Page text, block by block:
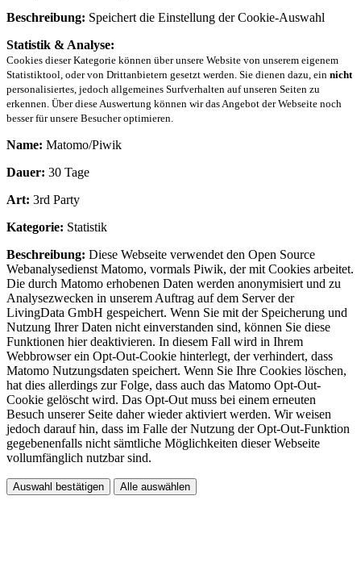
Beschreibung: Speichert die Einstellung der Cookie-Auswahl
Statistik & Analyse:
Cookies dieser Kategorie können über unsere Website von unserem eigenem
Statistiktool, oder von Drittanbietern gesetzt werden. Sie dienen dazu, ein nicht
personalisiertes, jedoch allgemeines Surfverhalten auf unseren Seiten zu
erkennen. Über diese Auswertung können wir das Angebot der Webseite noch
besser für unsere Besucher optimieren.
Name: Matomo/Piwik
Dauer: 30 Tage
Art: 3rd Party
Kategorie: Statistik
Beschreibung: Diese Webseite verwendet den Open Source
Webanalysedienst Matomo, vormals Piwik, der mit Cookies arbeitet.
Die durch Matomo erhobenen Daten werden anonymisiert und zu
Analysezwecken in unserem Auftrag auf dem Server der
LivingData GmbH gespeichert. Wenn Sie mit der Speicherung und
Nutzung Ihrer Daten nicht einverstanden sind, können Sie diese
Funktionen hier deaktivieren. In diesem Fall wird in Ihrem
Webbrowser ein Opt-Out-Cookie hinterlegt, der verhindert, dass
Matomo Nutzungsdaten speichert. Wenn Sie Ihre Cookies löschen,
hat dies allerdings zur Folge, dass auch das Matomo Opt-Out-
Cookie gelöscht wird. Das Opt-Out muss bei einem erneuten
Besuch unserer Seite daher wieder aktiviert werden. Wir weisen
jedoch darauf hin, dass im Falle der Nutzung der Opt-Out-Funktion
gegebenenfalls nicht sämtliche Möglichkeiten dieser Webseite
vollumfänglich nutzbar sind.
Auswahl bestätigen Alle auswählen